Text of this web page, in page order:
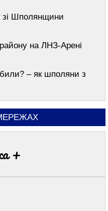
зі Шполянщини
на ЛНЗ-Арені
– як шполяни з
+